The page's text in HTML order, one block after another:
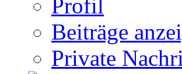
Profil
Beiträge
Private